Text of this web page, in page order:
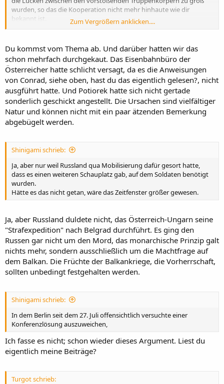
wurden, so das die Kooperation nicht mehr hinhaute wie dir
bekannt ist.
Wie wäre das aber ausgegangen, hätten keine Truppen nach
tatsächlich mit allem, was sie hatten losschlagen können?
Zum Vergrößern anklicken....
Du kommst vom Thema ab. Und darüber hatten wir das
schon mehrfach durchgekaut. Das Eisenbahnbüro der
Österreicher hatte schlicht versagt, da es die Anweisungen
von Conrad, siehe oben, hast du das eigentlich gelesen?, nicht
ausgführt hatte. Und Potiorek hatte sich nicht gertade
sonderlich geschickt angestellt. Die Ursachen sind vielfältiger
Natur und können nicht mit ein paar ätzenden Bemerkung
abgebügelt werden.
Shinigami schrieb:
Ja, aber nur weil Russland qua Mobilisierung dafür gesort hatte,
dass es einen weiteren Schauplatz gab, auf dem Soldaten benötigt
wurden.
Hätte es das nicht getan, wäre das Zeitfenster größer gewesen.
Ja, aber Russland duldete nicht, das Österreich-Ungarn seine
"Strafexpedition" nach Belgrad durchführt. Es ging den
Russen gar nicht um den Mord, das monarchische Prinzip galt
nichts mehr, sondern ausschließlich um die Machtfrage auf
dem Balkan. Die Früchte der Balkankriege, die Vorherrschaft,
sollten unbedingt festgehalten werden.
Shinigami schrieb:
In dem Berlin seit dem 27. Juli offensichtlich versuchte einer
Konferenzlösung auszuweichen,
Ich fasse es nicht; schon wieder dieses Argument. Liest du
eigentlich meine Beiträge?
Turgot schrieb: